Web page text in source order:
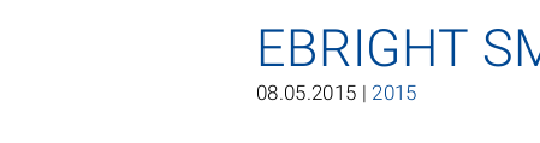
EBRIGHT
08.05.2015 | 2015